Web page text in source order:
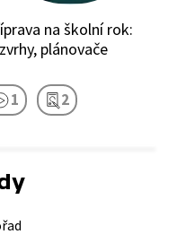
na školní rok:
plánovače
1 2